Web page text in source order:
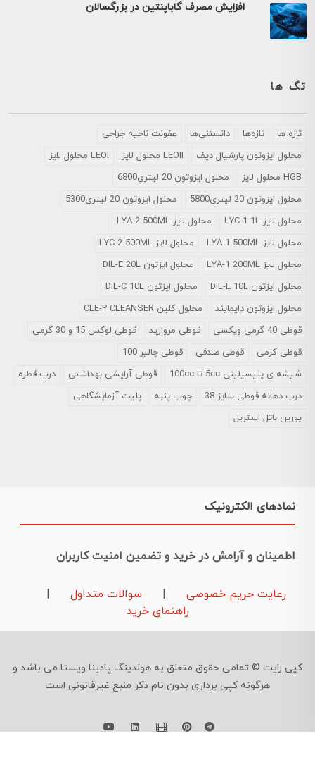
افزایش مصرف گاباپنتین در بزرگسالان
تگ ها
تازه ها تازه‌ها دانستنی‌ها
عفونت ناحیه جراحی
محلول ايزوتون پارشيال ديف
LEOII محلول لایز
LEOI محلول لایز
HGB محلول لایز
محلول ایزوتون 20 لیتری6800
محلول ایزوتون 20 لیتری5800
محلول ایزوتون 20 لیتری5300
محلول لایز LYC-1 1L
محلول لایز LYA-2 500ML
محلول لایز LYA-1 500ML
محلول لایز LYC-2 500ML
محلول لایز LYA-1 200ML
محلول ایزتون DIL-E 20L
محلول ایزتون DIL-E 10L
محلول ایزتون DIL-C 10L
محلول ایزوتون دایمایند
محلول کلین CLE-P CLEANSER
قوطی 40 گرمی ویکسی
قوطی مروارید
قوطی لوکس 15 و 30 گرمی
قوطی کرمی
قوطی صدفی
قوطی چالیر 100
شیشه ی پنیسیلینی 5cc تا 100cc
قوطی آرایشی بهداشتی
درب قطره
درب دهانه قوطی سایز 38
چوب پنبه
پلیت آزمایشگاهی
یورین باتل استریل
نمادهای الکترونیک
اطمینان و آرامش در خرید و تضمین امنیت کاربران
رعایت حریم خصوصی سوالات متداول
راهنمای خرید
کپی رایت © تمامی حقوق متعلق به هولدینگ پادینا ویستا می باشد و
هرگونه کپی برداری بدون نام ذکر منبع غیرقانونی است